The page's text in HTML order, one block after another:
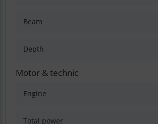
Beam
Depth
Motor & technic
Engine
Total power